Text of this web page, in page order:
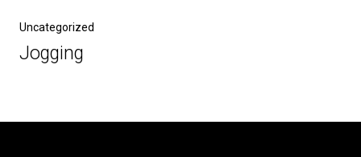
Nächster
Beitrag
Uncategorized
Jogging